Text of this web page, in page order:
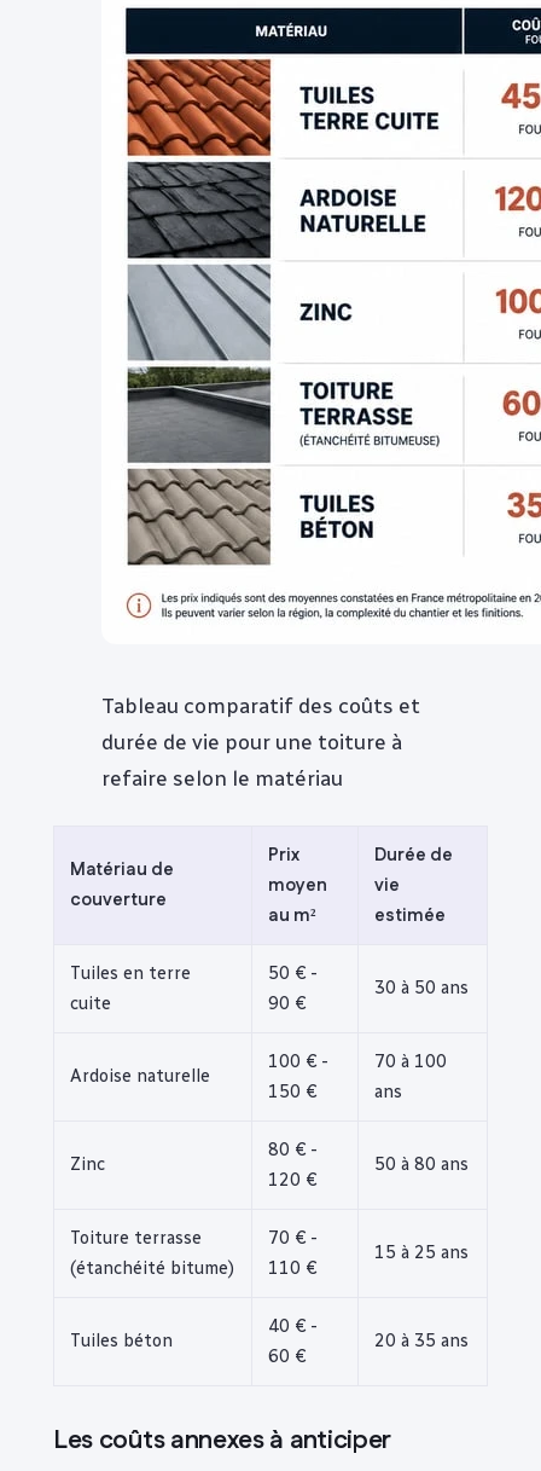
Tableau comparatif des coûts et
durée de vie pour une toiture à
refaire selon le matériau
Matériau de
couverture
Prix
moyen
au m²
Durée de
vie
estimée
Tuiles en terre
cuite
50 € -
90 €
30 à 50 ans
Ardoise naturelle
100 € -
150 €
70 à 100
ans
Zinc
80 € -
120 €
50 à 80 ans
Toiture terrasse
(étanchéité bitume)
70 € -
110 €
15 à 25 ans
Tuiles béton
40 € -
60 €
20 à 35 ans
Les coûts annexes à anticiper